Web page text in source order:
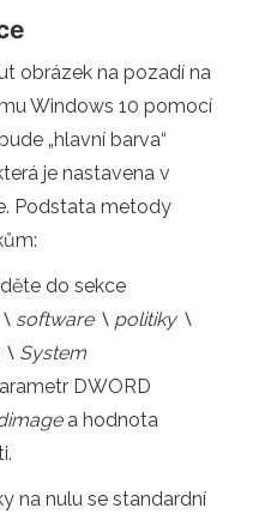
obrázek na pozadí na
Windows 10 pomocí
„hlavní barva“
je nastavena v
Podstata metody
do sekce
\ software \ politiky \
System
DWORD
a hodnota
na nulu se standardní